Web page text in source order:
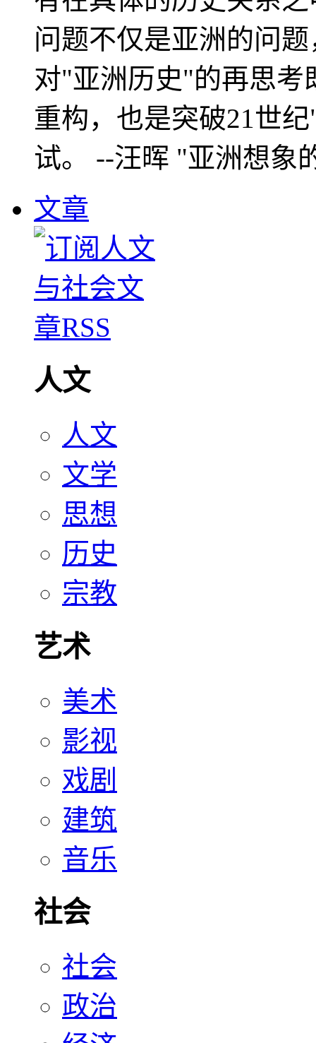
问题不仅是亚洲的问
对"亚洲历史"的再思考
重构，也是突破21世
试。 --汪晖 "亚洲想象
文章
人文
人文
文学
思想
历史
宗教
艺术
美术
影视
戏剧
建筑
音乐
社会
社会
政治